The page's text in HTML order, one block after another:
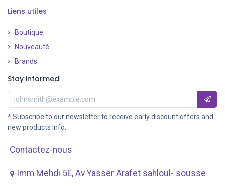
Liens utiles
Boutique
Nouveauté
Brands
Stay informed
* Subscribe to our newsletter to receive early discount offers and
new products info.
Contactez-nous
Imm Mehdi 5E, Av ​Yasser Arafet sahloul- sousse